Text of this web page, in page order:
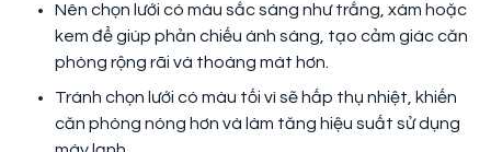
Nên chọn lưới có màu sắc sáng như trắng, xám hoặc
kem để giúp phản chiếu ánh sáng, tạo cảm giác căn
phòng rộng rãi và thoáng mát hơn.
Tránh chọn lưới có màu tối vì sẽ hấp thụ nhiệt, khiến
căn phòng nóng hơn và làm tăng hiệu suất sử dụng